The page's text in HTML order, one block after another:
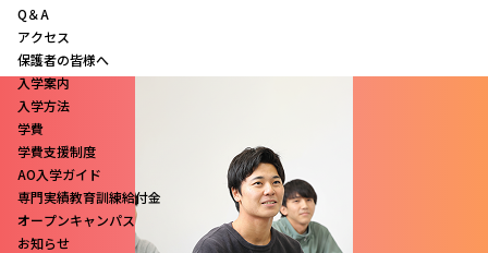
Q＆A
アクセス
保護者の皆様へ
入学案内
入学方法
学費
学費支援制度
AO入学ガイド
専門実績教育訓練給付金
オープンキャンパス
お知らせ